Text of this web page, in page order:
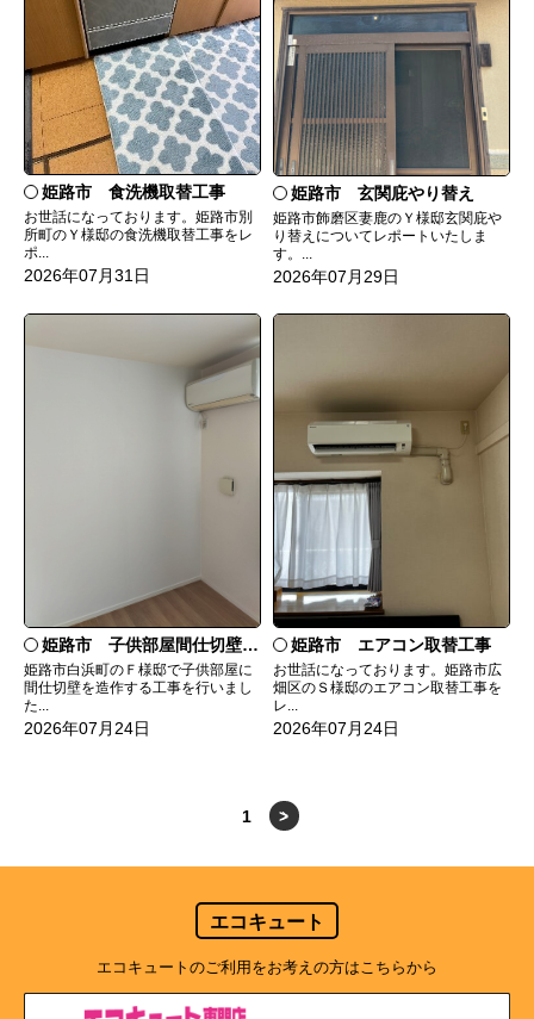
姫路市 食洗機取替工事
お世話になっております。姫路市別
所町のＹ様邸の食洗機取替工事をレ
ポ...
2026年07月31日
姫路市 玄関庇やり替え
姫路市飾磨区妻鹿のＹ様邸玄関庇や
り替えについてレポートいたしま
す。...
2026年07月29日
姫路市 子供部屋間仕切壁造作
姫路市白浜町のＦ様邸で子供部屋に
間仕切壁を造作する工事を行いまし
た...
2026年07月24日
姫路市 エアコン取替工事
お世話になっております。姫路市広
畑区のＳ様邸のエアコン取替工事を
レ...
2026年07月24日
1 >
エコキュート
エコキュートのご利用をお考えの方はこちらから